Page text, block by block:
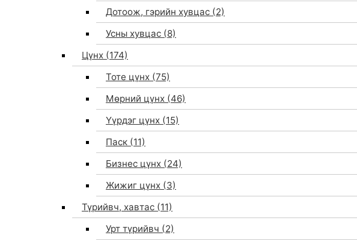
Дотоож, гэрийн хувцас (2)
Усны хувцас (8)
Цүнх (174)
Тоте цүнх (75)
Мөрний цүнх (46)
Үүрдэг цүнх (15)
Паск (11)
Бизнес цүнх (24)
Жижиг цүнх (3)
Түрийвч, хавтас (11)
Урт түрийвч (2)